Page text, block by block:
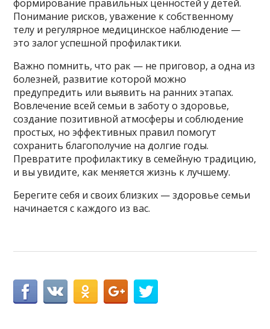
формирование правильных ценностей у детей.
Понимание рисков, уважение к собственному
телу и регулярное медицинское наблюдение —
это залог успешной профилактики.
Важно помнить, что рак — не приговор, а одна из
болезней, развитие которой можно
предупредить или выявить на ранних этапах.
Вовлечение всей семьи в заботу о здоровье,
создание позитивной атмосферы и соблюдение
простых, но эффективных правил помогут
сохранить благополучие на долгие годы.
Превратите профилактику в семейную традицию,
и вы увидите, как меняется жизнь к лучшему.
Берегите себя и своих близких — здоровье семьи
начинается с каждого из вас.